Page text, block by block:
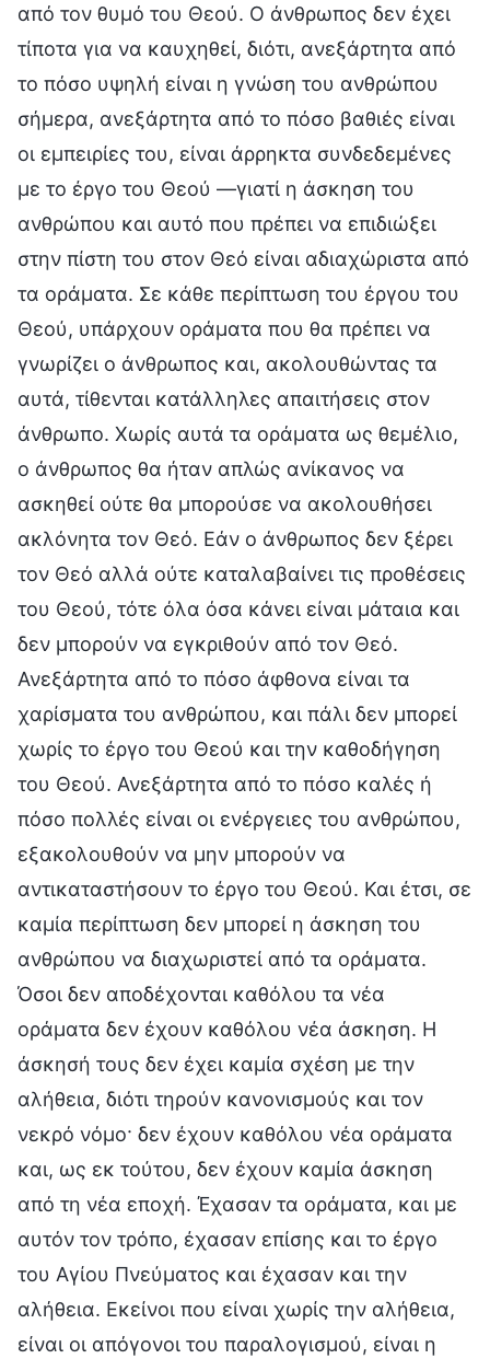
από τον θυμό του Θεού. Ο άνθρωπος δεν έχει
τίποτα για να καυχηθεί, διότι, ανεξάρτητα από
το πόσο υψηλή είναι η γνώση του ανθρώπου
σήμερα, ανεξάρτητα από το πόσο βαθιές είναι
οι εμπειρίες του, είναι άρρηκτα συνδεδεμένες
με το έργο του Θεού —γιατί η άσκηση του
ανθρώπου και αυτό που πρέπει να επιδιώξει
στην πίστη του στον Θεό είναι αδιαχώριστα από
τα οράματα. Σε κάθε περίπτωση του έργου του
Θεού, υπάρχουν οράματα που θα πρέπει να
γνωρίζει ο άνθρωπος και, ακολουθώντας τα
αυτά, τίθενται κατάλληλες απαιτήσεις στον
άνθρωπο. Χωρίς αυτά τα οράματα ως θεμέλιο,
ο άνθρωπος θα ήταν απλώς ανίκανος να
ασκηθεί ούτε θα μπορούσε να ακολουθήσει
ακλόνητα τον Θεό. Εάν ο άνθρωπος δεν ξέρει
τον Θεό αλλά ούτε καταλαβαίνει τις προθέσεις
του Θεού, τότε όλα όσα κάνει είναι μάταια και
δεν μπορούν να εγκριθούν από τον Θεό.
Ανεξάρτητα από το πόσο άφθονα είναι τα
χαρίσματα του ανθρώπου, και πάλι δεν μπορεί
χωρίς το έργο του Θεού και την καθοδήγηση
του Θεού. Ανεξάρτητα από το πόσο καλές ή
πόσο πολλές είναι οι ενέργειες του ανθρώπου,
εξακολουθούν να μην μπορούν να
αντικαταστήσουν το έργο του Θεού. Και έτσι, σε
καμία περίπτωση δεν μπορεί η άσκηση του
ανθρώπου να διαχωριστεί από τα οράματα.
Όσοι δεν αποδέχονται καθόλου τα νέα
οράματα δεν έχουν καθόλου νέα άσκηση. Η
άσκησή τους δεν έχει καμία σχέση με την
αλήθεια, διότι τηρούν κανονισμούς και τον
νεκρό νόμο· δεν έχουν καθόλου νέα οράματα
και, ως εκ τούτου, δεν έχουν καμία άσκηση
από τη νέα εποχή. Έχασαν τα οράματα, και με
αυτόν τον τρόπο, έχασαν επίσης και το έργο
του Αγίου Πνεύματος και έχασαν και την
αλήθεια. Εκείνοι που είναι χωρίς την αλήθεια,
είναι οι απόγονοι του παραλογισμού, είναι η